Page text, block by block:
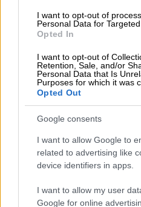
I want to opt-out of
Personal Data for Targeted
Opted In
I want to opt-out of
Retention, Sale, and/or
Personal Data that Is
Purposes for which it was
Opted Out
Google consents
I want to allow Google to
related to advertising like
device identifiers in apps.
I want to allow my user
Google for online
Ο άντρας που
ότι είναι υπαίτιος για
περνάει στην